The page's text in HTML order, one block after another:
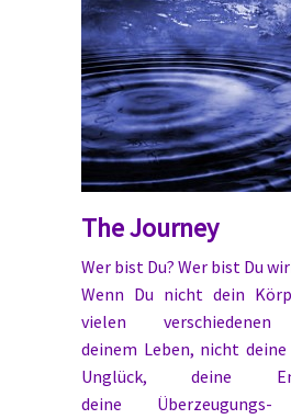
The Journey
Wer bist Du? Wer bist Du
Wenn Du nicht dein
vielen
deinem Leben, nicht
Unglück, deine
deine